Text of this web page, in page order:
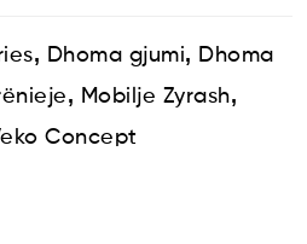
, Dhoma gjumi, Dhoma
, Mobilje Zyrash,
Concept